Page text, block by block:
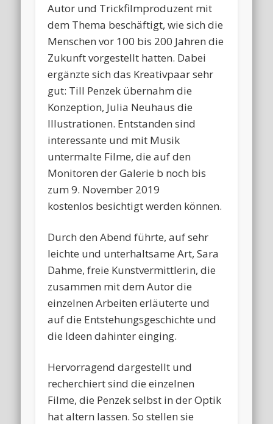
Autor und Trickfilmproduzent mit
dem Thema beschäftigt, wie sich die
Menschen vor 100 bis 200 Jahren die
Zukunft vorgestellt hatten. Dabei
ergänzte sich das Kreativpaar sehr
gut: Till Penzek übernahm die
Konzeption, Julia Neuhaus die
Illustrationen. Entstanden sind
interessante und mit Musik
untermalte Filme, die auf den
Monitoren der Galerie b noch bis
zum9. November 2019
kostenlos besichtigt werden können.
Durch den Abend führte, auf sehr
leichte und unterhaltsame Art, Sara
Dahme, freie Kunstvermittlerin, die
zusammen mit dem Autor die
einzelnen Arbeiten erläuterte und
auf die Entstehungsgeschichte und
die Ideen dahinter einging.
Hervorragend dargestellt und
recherchiert sind die einzelnen
Filme, die Penzek selbst in der Optik
hat altern lassen. So stellen sie